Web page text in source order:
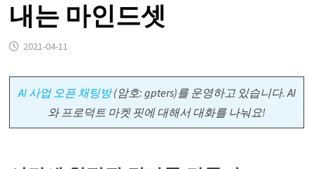
내는 마인드셋
2021-04-11
AI 사업 오픈 채팅방(암호: gpters)를 운영하고 있습니다. AI
와 프로덕트 마켓 핏에 대해서 대화를 나눠요!